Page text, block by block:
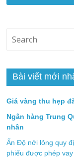
Bài viết mới
Giá vàng thu hẹp
Ngân hàng Trung
nhân
Ấn Độ nới lỏng quy
phiếu được phép vay